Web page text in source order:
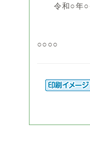
令和○年
株式
代表
○○○○